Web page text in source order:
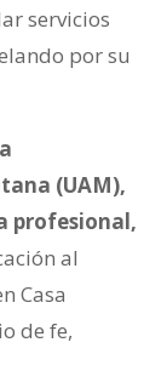
servicios
por su
(UAM),
profesional,
al
Casa
de fe,